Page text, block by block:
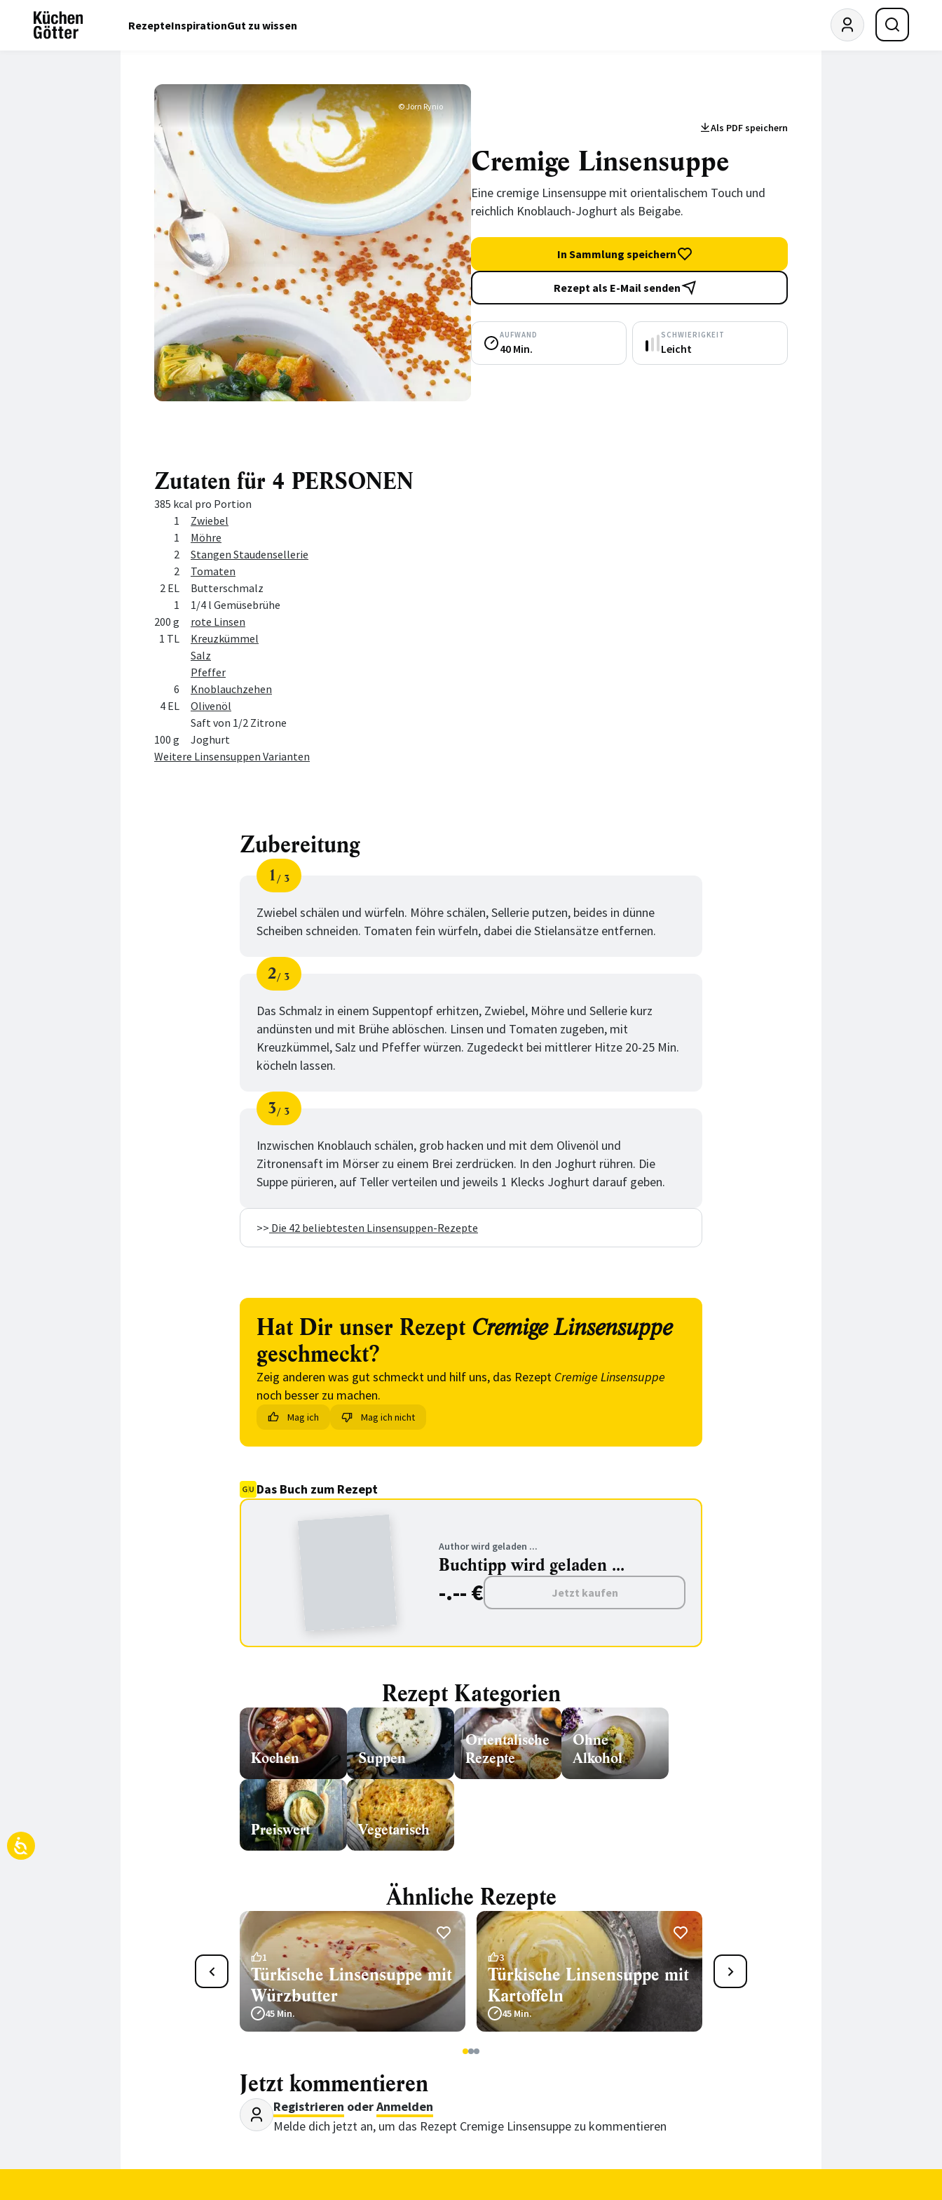
RezepteInspirationGut zu wissen
© Jörn Rynio
Als PDF speichern
Cremige Linsensuppe
Eine cremige Linsensuppe mit orientalischem Touch und
reichlich Knoblauch-Joghurt als Beigabe.
In Sammlung speichern
Rezept als E-Mail senden
AUFWAND
40 Min.
SCHWIERIGKEIT
Leicht
Zutaten für 4 PERSONEN
385 kcal pro Portion
Menge
Zutat
1
Zwiebel
1
Möhre
2
Stangen Staudensellerie
2
Tomaten
2 EL
Butterschmalz
1
1/4 l Gemüsebrühe
200 g
rote Linsen
1 TL
Kreuzkümmel
Salz
Pfeffer
6
Knoblauchzehen
4 EL
Olivenöl
Saft von 1/2 Zitrone
100 g
Joghurt
Weitere Linsensuppen Varianten
Zubereitung
Schritt
1
von
3
Zwiebel schälen und würfeln. Möhre schälen, Sellerie putzen, beides in dünne
Scheiben schneiden. Tomaten fein würfeln, dabei die Stielansätze entfernen.
Schritt
2
von
3
Das Schmalz in einem Suppentopf erhitzen, Zwiebel, Möhre und Sellerie kurz
andünsten und mit Brühe ablöschen. Linsen und Tomaten zugeben, mit
Kreuzkümmel, Salz und Pfeffer würzen. Zugedeckt bei mittlerer Hitze 20-25 Min.
köcheln lassen.
Schritt
3
von
3
Inzwischen Knoblauch schälen, grob hacken und mit dem Olivenöl und
Zitronensaft im Mörser zu einem Brei zerdrücken. In den Joghurt rühren. Die
Suppe pürieren, auf Teller verteilen und jeweils 1 Klecks Joghurt darauf geben.
>> Die 42 beliebtesten Linsensuppen-Rezepte
Hat Dir unser Rezept Cremige Linsensuppe
geschmeckt?
Zeig anderen was gut schmeckt und hilf uns, das Rezept Cremige Linsensuppe
noch besser zu machen.
Mag ich Mag ich nicht
Das Buch zum Rezept
Author wird geladen ...
Buchtipp wird geladen ...
-.-- € Jetzt kaufen
Rezept Kategorien
Kochen Suppen
Orientalische
Rezepte
Ohne
Alkohol
Preiswert Vegetarisch
Ähnliche Rezepte
1
Türkische Linsensuppe mit
Würzbutter
45 Min.
3
Türkische Linsensuppe mit
Kartoffeln
45 Min.
Rote-Linsen-Suppe mit
Kreuzkümmeljoghurt
123
Jetzt kommentieren
Registrieren oderAnmelden
Melde dich jetzt an, um das Rezept Cremige Linsensuppe zu kommentieren